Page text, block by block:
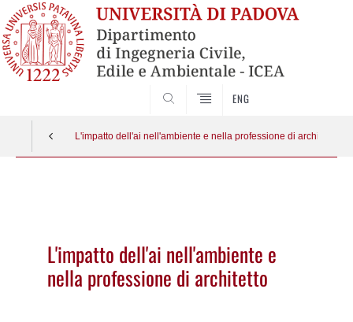
ENG
L'impatto dell'ai nell'ambiente e nella professione di architetto
L'impatto dell'ai nell'ambiente e
nella professione di architetto